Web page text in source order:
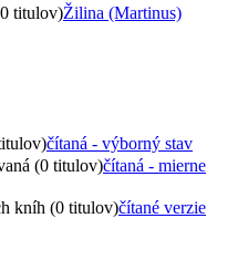
titulov)Žilina (Martinus)
čítaná - výborný stav
(0 titulov)čítaná - mierne
kníh (0 titulov)čítané verzie